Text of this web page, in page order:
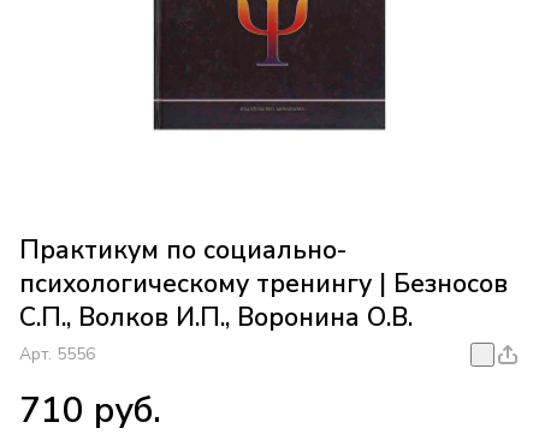
Практикум по социально-
психологическому тренингу | Безносов
С.П., Волков И.П., Воронина О.В.
Арт. 5556
710 руб.